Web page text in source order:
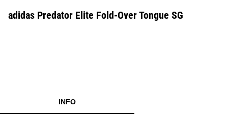
adidas Predator Elite Fold-Over Tongue SG
INFO